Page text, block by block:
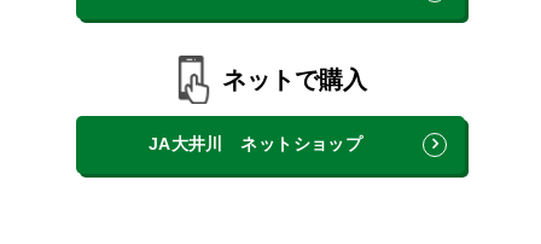
ネットで購入
JA大井川 ネットショップ